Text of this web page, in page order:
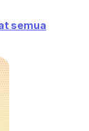
semua